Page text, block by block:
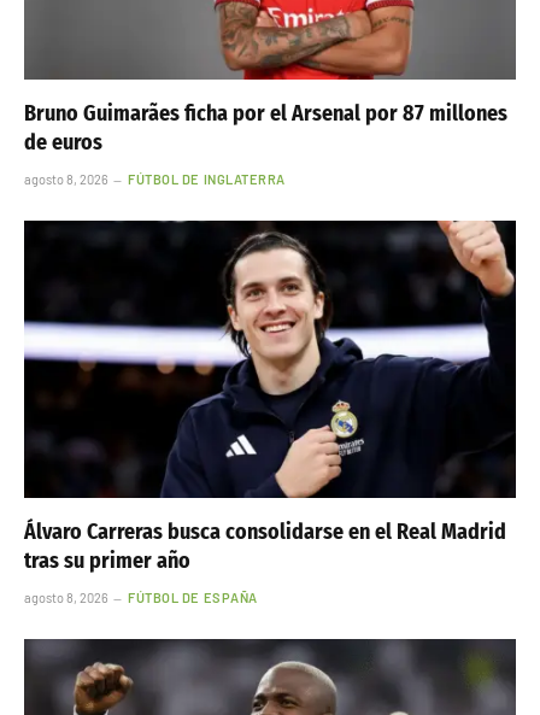
Bruno Guimarães ficha por el Arsenal por 87 millones
de euros
agosto 8, 2026 FÚTBOL DE INGLATERRA
Álvaro Carreras busca consolidarse en el Real Madrid
tras su primer año
agosto 8, 2026 FÚTBOL DE ESPAÑA